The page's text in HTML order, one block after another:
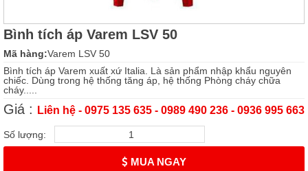
Bình tích áp Varem LSV 50
Mã hàng:Varem LSV 50
Bình tích áp Varem xuất xứ Italia. Là sản phẩm nhập khẩu nguyên
chiếc. Dùng trong hệ thống tăng áp, hệ thống Phòng cháy chữa
cháy.....
Giá : Liên hệ - 0975 135 635 - 0989 490 236 - 0936 995 663
Số lượng:
MUA NGAY